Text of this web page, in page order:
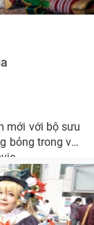
mới với bộ sưu
bỏng trong vai